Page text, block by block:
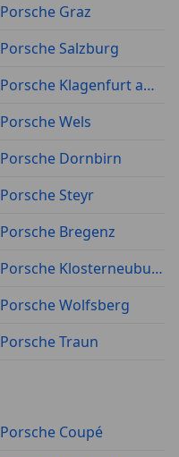
Porsche Graz
Porsche Salzburg
Porsche Klagenfurt am Wörthersee
Porsche Wels
Porsche Dornbirn
Porsche Steyr
Porsche Bregenz
Porsche Klosterneuburg
Porsche Wolfsberg
Porsche Traun
Porsche Coupé